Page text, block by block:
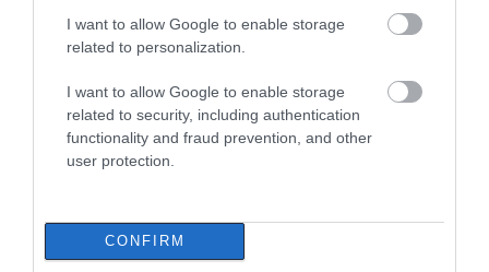
I want to allow Google to enable storage
related to personalization.
I want to allow Google to enable storage
related to security, including authentication
functionality and fraud prevention, and other
user protection.
CONFIRM